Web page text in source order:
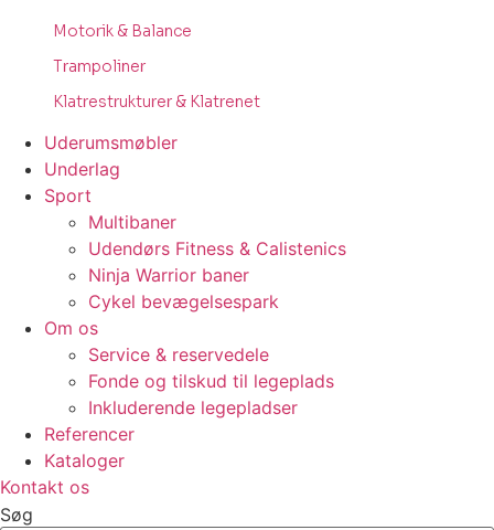
Motorik & Balance
Trampoliner
Klatrestrukturer & Klatrenet
Uderumsmøbler
Underlag
Sport
Multibaner
Udendørs Fitness & Calistenics
Ninja Warrior baner
Cykel bevægelsespark
Om os
Service & reservedele
Fonde og tilskud til legeplads
Inkluderende legepladser
Referencer
Kataloger
Kontakt os
Søg